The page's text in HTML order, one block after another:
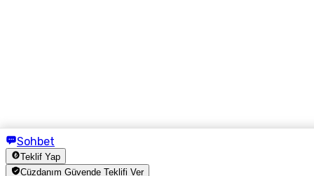
Sohbet
Teklif Yap
Cüzdanım Güvende Teklifi Ver